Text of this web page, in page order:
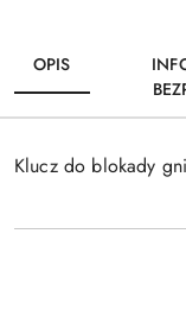
OPIS
Klucz do blokady